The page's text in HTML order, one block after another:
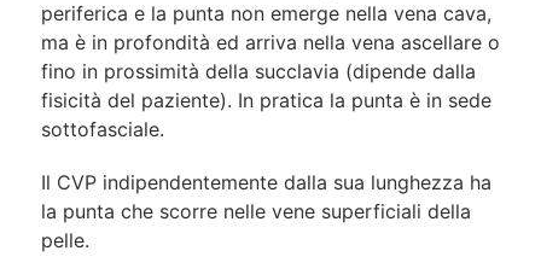
periferica e la punta non emerge nella vena cava,
ma è in profondità ed arriva nella vena ascellare o
fino in prossimità della succlavia (dipende dalla
fisicità del paziente). In pratica la punta è in sede
sottofasciale.
Il CVP indipendentemente dalla sua lunghezza ha
la punta che scorre nelle vene superficiali della
pelle.